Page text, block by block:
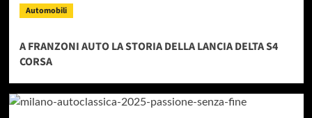
Automobili
A FRANZONI AUTO LA STORIA DELLA LANCIA DELTA S4
CORSA